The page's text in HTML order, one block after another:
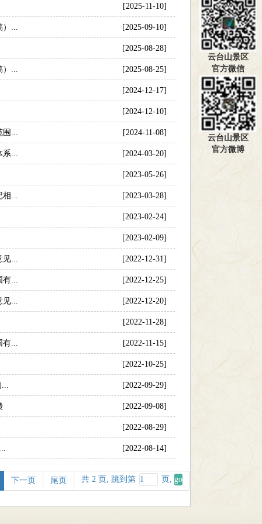
[2025-11-10]
）... [2025-09-10]
[2025-08-28]
）... [2025-08-25]
[2024-12-17]
[2024-12-10]
围... [2024-11-08]
系... [2024-03-20]
[2023-05-26]
相... [2023-03-28]
[2023-02-24]
[2023-02-09]
见... [2022-12-31]
有... [2022-12-25]
见... [2022-12-20]
[2022-11-28]
有... [2022-11-15]
[2022-10-25]
... [2022-09-29]
[2022-09-08]
[2022-08-29]
[2022-08-14]
下一页 尾页 共 2 页, 跳到第 页,
云台山景区
官方微信
云台山景区
官方微博